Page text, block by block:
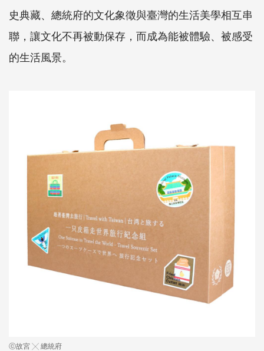
史典藏、總統府的文化象徵與臺灣的生活美學相互串
聯，讓文化不再被動保存，而成為能被體驗、被感受
的生活風景。
ⓒ故宮 ╳ 總統府